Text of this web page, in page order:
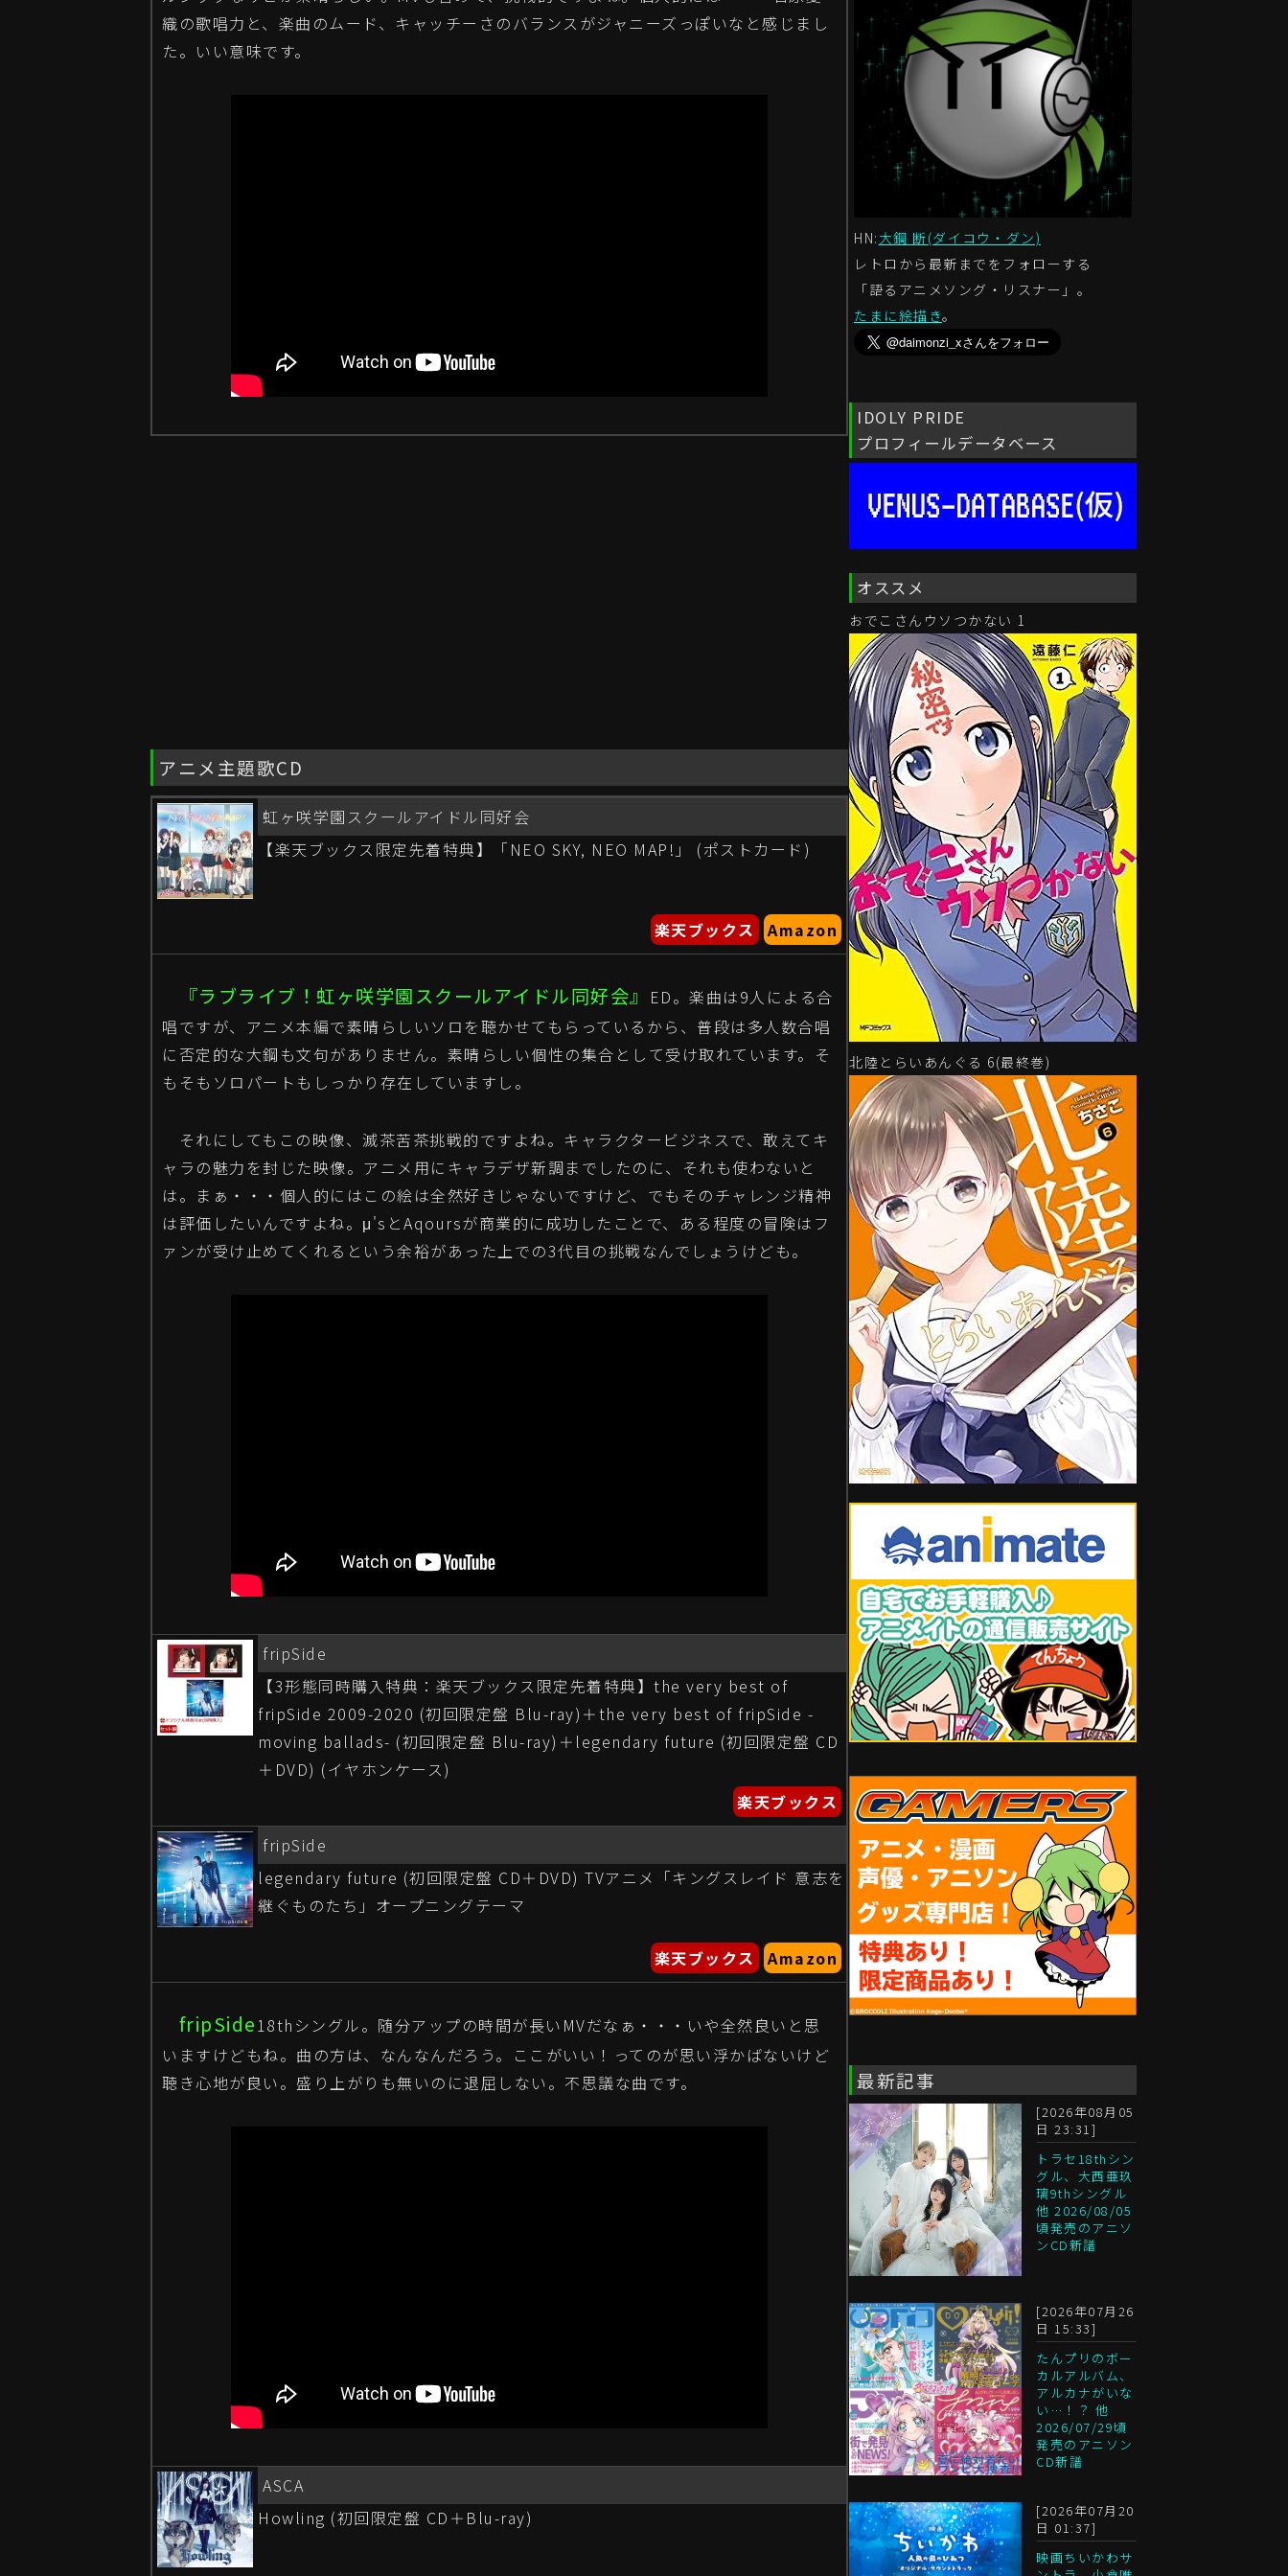
織の歌唱力と、楽曲のムード、キャッチーさのバランスがジャニーズっぽいなと感じまし
た。いい意味です。
アニメ主題歌CD
虹ヶ咲学園スクールアイドル同好会
【楽天ブックス限定先着特典】「NEO SKY, NEO MAP!」 (ポストカード)
楽天ブックス Amazon
『ラブライブ！虹ヶ咲学園スクールアイドル同好会』
ED。楽曲は9人による合
唱ですが、アニメ本編で素晴らしいソロを聴かせてもらっているから、普段は多人数合唱
に否定的な大鋼も文句がありません。素晴らしい個性の集合として受け取れています。そ
もそもソロパートもしっかり存在していますし。
それにしてもこの映像、滅茶苦茶挑戦的ですよね。キャラクタービジネスで、敢えてキ
ャラの魅力を封じた映像。アニメ用にキャラデザ新調までしたのに、それも使わないと
は。まぁ・・・個人的にはこの絵は全然好きじゃないですけど、でもそのチャレンジ精神
は評価したいんですよね。μ'sとAqoursが商業的に成功したことで、ある程度の冒険はフ
ァンが受け止めてくれるという余裕があった上での3代目の挑戦なんでしょうけども。
fripSide
【3形態同時購入特典：楽天ブックス限定先着特典】the very best of
fripSide 2009-2020 (初回限定盤 Blu-ray)＋the very best of fripSide -
moving ballads- (初回限定盤 Blu-ray)＋legendary future (初回限定盤 CD
＋DVD) (イヤホンケース)
楽天ブックス
fripSide
legendary future (初回限定盤 CD＋DVD) TVアニメ「キングスレイド 意志を
継ぐものたち」オープニングテーマ
楽天ブックス Amazon
fripSide18thシングル。随分アップの時間が長いMVだなぁ・・・いや全然良いと思
いますけどもね。曲の方は、なんなんだろう。ここがいい！ってのが思い浮かばないけど
聴き心地が良い。盛り上がりも無いのに退屈しない。不思議な曲です。
ASCA
Howling (初回限定盤 CD＋Blu-ray)
HN: 大鋼 断(ダイコウ・ダン)
レトロから最新までをフォローする
「語るアニメソング・リスナー」。
たまに絵描き。
IDOLY PRIDE
プロフィールデータベース
オススメ
おでこさんウソつかない 1
北陸とらいあんぐる 6(最終巻)
最新記事
[2026年08月05
日 23:31]
トラセ18thシン
グル、大西亜玖
璃9thシングル
他 2026/08/05
頃発売のアニソ
ンCD新譜
[2026年07月26
日 15:33]
たんプリのボー
カルアルバム、
アルカナがいな
い…！？ 他
2026/07/29頃
発売のアニソン
CD新譜
[2026年07月20
日 01:37]
映画ちいかわサ